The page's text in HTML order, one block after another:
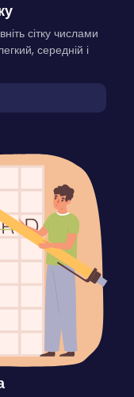
сітку числами
середній і